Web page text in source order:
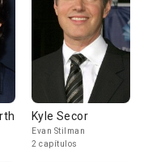
Kyle Secor
Evan Stilman
2 capítulos